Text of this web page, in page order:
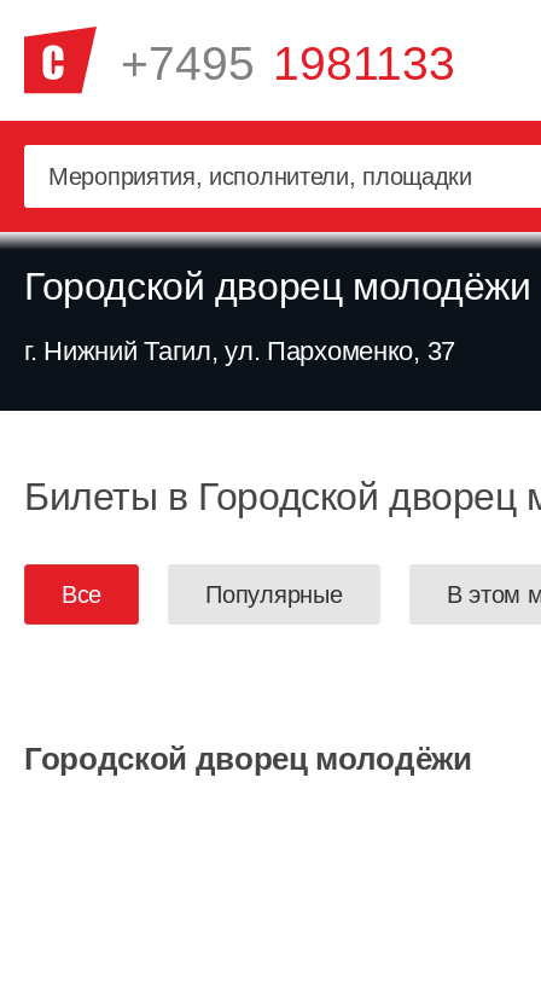
+7495 1981133
Городской дворец молодёжи
г. Нижний Тагил, ул. Пархоменко, 37
Билеты в Городской дворец
Все Популярные В этом
Городской дворец молодёжи